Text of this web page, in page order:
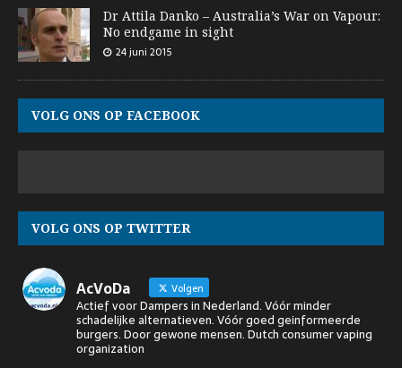
Dr Attila Danko – Australia’s War on Vapour:
No endgame in sight
24 juni 2015
VOLG ONS OP FACEBOOK
VOLG ONS OP TWITTER
AcVoDa Volgen
Actief voor Dampers in Nederland. Vóór minder
schadelijke alternatieven. Vóór goed geinformeerde
burgers. Door gewone mensen. Dutch consumer vaping
organization